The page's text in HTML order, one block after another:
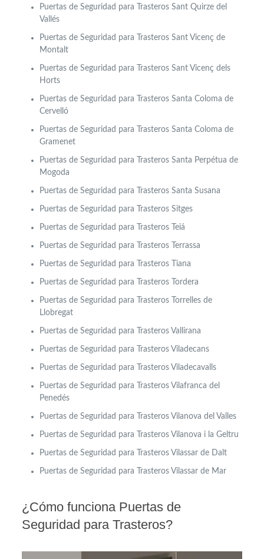
Puertas de Seguridad para Trasteros Sant Quirze del
Vallés
Puertas de Seguridad para Trasteros Sant Vicenç de
Montalt
Puertas de Seguridad para Trasteros Sant Vicenç dels
Horts
Puertas de Seguridad para Trasteros Santa Coloma de
Cervelló
Puertas de Seguridad para Trasteros Santa Coloma de
Gramenet
Puertas de Seguridad para Trasteros Santa Perpétua de
Mogoda
Puertas de Seguridad para Trasteros Santa Susana
Puertas de Seguridad para Trasteros Sitges
Puertas de Seguridad para Trasteros Teiá
Puertas de Seguridad para Trasteros Terrassa
Puertas de Seguridad para Trasteros Tiana
Puertas de Seguridad para Trasteros Tordera
Puertas de Seguridad para Trasteros Torrelles de
Llobregat
Puertas de Seguridad para Trasteros Vallirana
Puertas de Seguridad para Trasteros Viladecans
Puertas de Seguridad para Trasteros Viladecavalls
Puertas de Seguridad para Trasteros Vilafranca del
Penedés
Puertas de Seguridad para Trasteros Vilanova del Valles
Puertas de Seguridad para Trasteros Vilanova i la Geltru
Puertas de Seguridad para Trasteros Vilassar de Dalt
Puertas de Seguridad para Trasteros Vilassar de Mar
¿Cómo funciona Puertas de
Seguridad para Trasteros?